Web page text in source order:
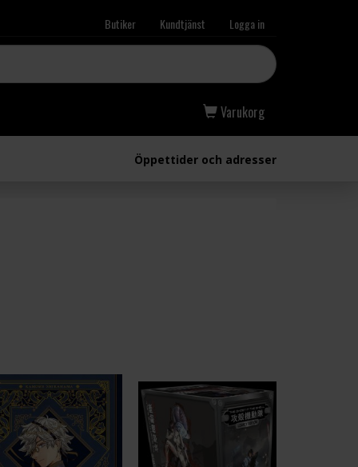
Butiker Kundtjänst Logga in
Varukorg
Öppettider och adresser